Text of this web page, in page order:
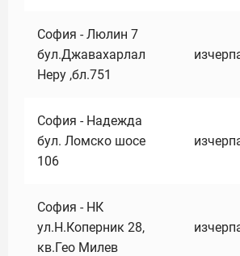
София - Люлин 7
бул.Джавахарлал
Неру ,бл.751
София - Надежда
бул. Ломско шосе
106
София - НК
ул.Н.Коперник 28,
кв.Гео Милев